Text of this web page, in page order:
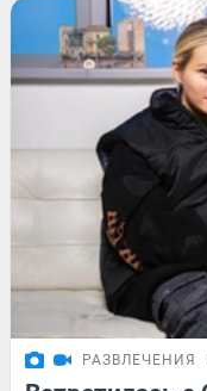
РАЗВЛЕЧЕНИЯ